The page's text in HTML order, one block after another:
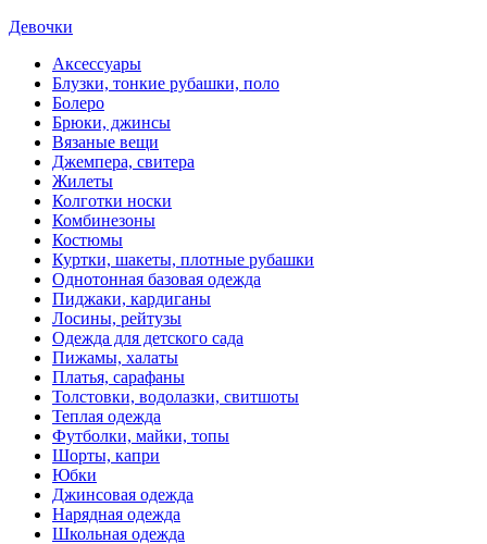
Девочки
Аксессуары
Блузки, тонкие рубашки, поло
Болеро
Брюки, джинсы
Вязаные вещи
Джемпера, свитера
Жилеты
Колготки носки
Комбинезоны
Костюмы
Куртки, шакеты, плотные рубашки
Однотонная базовая одежда
Пиджаки, кардиганы
Лосины, рейтузы
Одежда для детского сада
Пижамы, халаты
Платья, сарафаны
Толстовки, водолазки, свитшоты
Теплая одежда
Футболки, майки, топы
Шорты, капри
Юбки
Джинсовая одежда
Нарядная одежда
Школьная одежда